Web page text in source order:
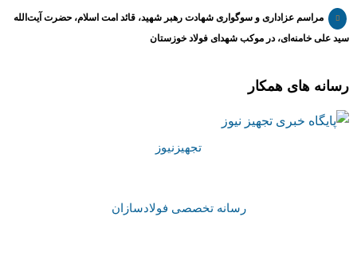
مراسم عزاداری و سوگواری شهادت رهبر شهید، قائد امت اسلام، حضرت آیت‌الله
سید علی خامنه‌ای، در موکب شهدای فولاد خوزستان
رسانه های همکار
تجهیزنیوز
رسانه تخصصی فولادسازان